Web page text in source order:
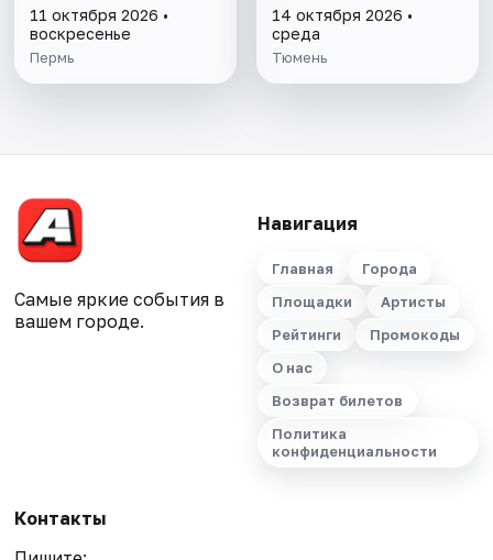
11 октября 2026 •
воскресенье
Пермь
14 октября 2026 •
среда
Тюмень
Самые яркие события в
вашем городе.
Навигация
Главная
Города
Площадки
Артисты
Рейтинги
Промокоды
О нас
Возврат билетов
Политика
конфиденциальности
Контакты